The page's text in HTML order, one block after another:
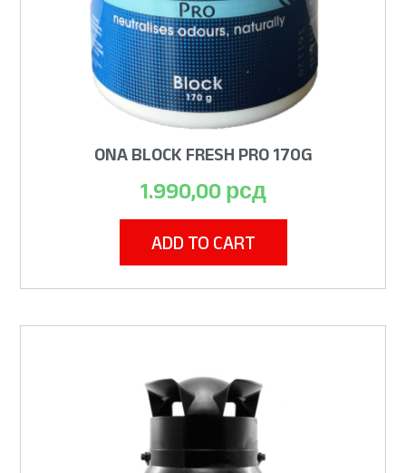
ONA BLOCK FRESH PRO 170G
1.990,00 рсд
ADD TO CART